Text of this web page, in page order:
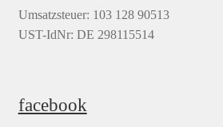
Umsatzsteuer: 103 128 90513
UST-IdNr: DE 298115514
facebook